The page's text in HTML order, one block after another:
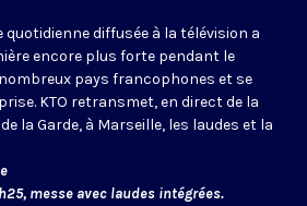
quotidienne diffusée à la télévision a
encore plus forte pendant le
pays francophones et se
KTO retransmet, en direct de la
la Garde, à Marseille, les laudes et la
messe avec laudes intégrées.